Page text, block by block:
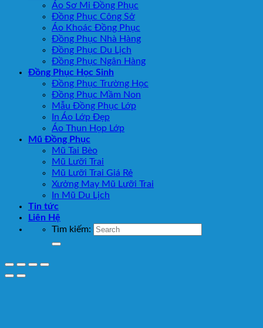
Áo Sơ Mi Đồng Phục
Đồng Phục Công Sở
Áo Khoác Đồng Phục
Đồng Phục Nhà Hàng
Đồng Phục Du Lịch
Đồng Phục Ngân Hàng
Đồng Phục Học Sinh
Đồng Phục Trường Học
Đồng Phục Mầm Non
Mẫu Đồng Phục Lớp
In Áo Lớp Đẹp
Áo Thun Họp Lớp
Mũ Đồng Phục
Mũ Tai Bèo
Mũ Lưỡi Trai
Mũ Lưỡi Trai Giá Rẻ
Xưởng May Mũ Lưỡi Trai
In Mũ Du Lịch
Tin tức
Liên Hệ
Tìm kiếm: